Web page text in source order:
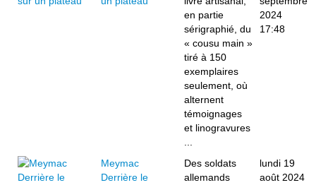
en partie
sérigraphié, du
« cousu main »
tiré à 150
exemplaires
seulement, où
alternent
témoignages
et linogravures
2024
17:48
Meymac
Derrière le
Des soldats
allemands
lundi 19
août 2024